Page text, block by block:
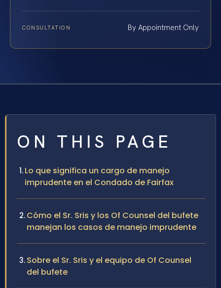
CONSULTATION By Appointment Only
ON THIS PAGE
Lo que significa un cargo de manejo
imprudente en el Condado de Fairfax
Cómo el Sr. Sris y los Of Counsel del bufete
manejan los casos de manejo imprudente
Sobre el Sr. Sris y el equipo de Of Counsel
del bufete